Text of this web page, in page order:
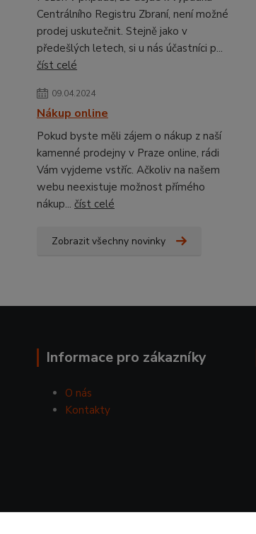
Centrálního Registru Zbraní, není možné
prodej uskutečnit. Stejně jako v
předešlých letech, si u nás účastníci p...
číst celé
09.04.2024
Nákup online
Pokud byste měli zájem o nákup z naší
kamenné prodejny v Praze online, rádi
Vám vyjdeme vstříc. Ačkoliv na našem
webu neexistuje možnost přímého
nákup... číst celé
Zobrazit všechny novinky
Informace pro zákazníky
O nás
Kontakty